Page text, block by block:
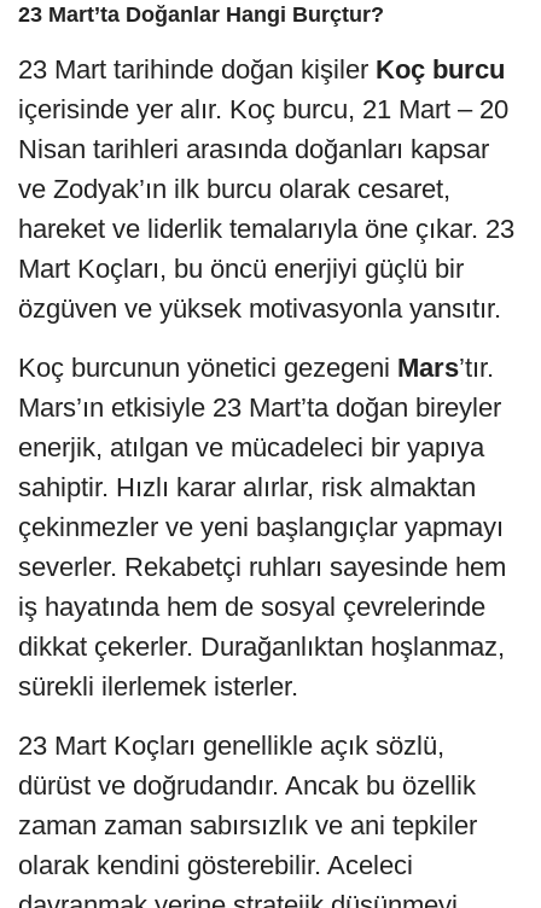
23 Mart’ta Doğanlar Hangi Burçtur?
23 Mart tarihinde doğan kişiler Koç burcu
içerisinde yer alır. Koç burcu, 21 Mart – 20
Nisan tarihleri arasında doğanları kapsar
ve Zodyak’ın ilk burcu olarak cesaret,
hareket ve liderlik temalarıyla öne çıkar. 23
Mart Koçları, bu öncü enerjiyi güçlü bir
özgüven ve yüksek motivasyonla yansıtır.
Koç burcunun yönetici gezegeni Mars’tır.
Mars’ın etkisiyle 23 Mart’ta doğan bireyler
enerjik, atılgan ve mücadeleci bir yapıya
sahiptir. Hızlı karar alırlar, risk almaktan
çekinmezler ve yeni başlangıçlar yapmayı
severler. Rekabetçi ruhları sayesinde hem
iş hayatında hem de sosyal çevrelerinde
dikkat çekerler. Durağanlıktan hoşlanmaz,
sürekli ilerlemek isterler.
23 Mart Koçları genellikle açık sözlü,
dürüst ve doğrudandır. Ancak bu özellik
zaman zaman sabırsızlık ve ani tepkiler
olarak kendini gösterebilir. Aceleci